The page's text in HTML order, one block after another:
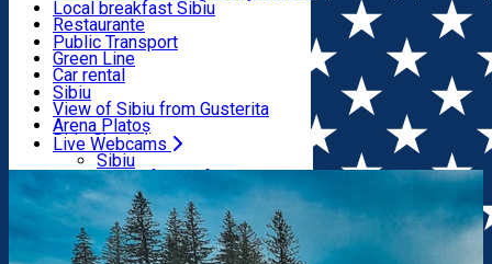
Transport & Parking
Live Webcams
Guided tours
Publicații locale
Beauty salons
Ski
Ice skating
Yoga
Motel
Camping
Renting rooms
Rooms for rent
Accommodation outside Sibiu
Local breakfast Sibiu
Restaurante
Pizza
Fast Food
Coffee
Sweets
Pub, Bar
Night clubs
Bakeries
Public Transport
Green Line
Car rental
Rent a bike
Scooter rentals
Taxi
Ride Sharing
Parking tickets
Parking places
Electric vehicle charging points
Sibiu
View of Sibiu from Gusterita
Arena Platoș
Live Webcams
Sibiu
View of Sibiu from Gusterita
Arena Platoș
Home Experiences in Sibiu E zăpadă la Arena Platoș?